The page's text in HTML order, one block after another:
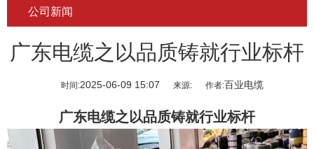
公司新闻
广东电缆之以品质铸就行业标杆
时间:2025-06-09 15:07 来源: 作者:百业电缆
广东电缆之以品质铸就行业标杆